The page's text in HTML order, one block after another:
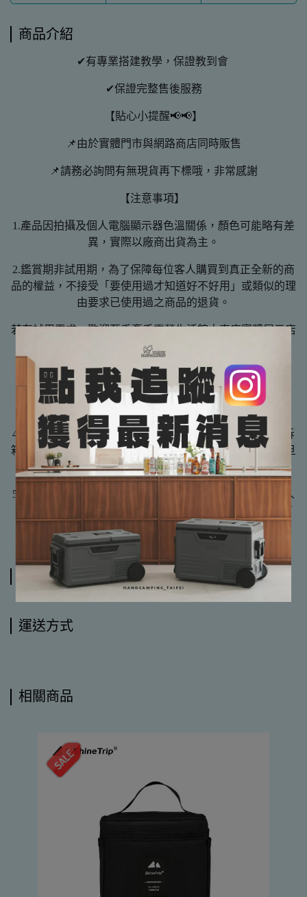
商品介紹
✔有專業搭建教學，保證教到會
✔保證完整售後服務
【貼心小提醒📢📢】
📌由於實體門市與網路商店同時販售
📌請務必詢問有無現貨再下標哦，非常感謝
【注意事項】
1.產品因拍攝及個人電腦顯示器色溫關係，顏色可能略有差
異，實際以廠商出貨為主。
2.鑑賞期非試用期，為了保障每位客人購買到真正全新的商
品的權益，不接受「要使用過才知道好不好用」或類似的理
由要求已使用過之商品的退貨。
若有試用需求，歡迎至手牽手露營生活館大直店實體展示店
面試用。
3.木製、鐵製或塑膠其他製品都有天然紋路或些微製程痕
跡，如有完美主義者，請於購買前謹慎考慮後，再下單購
買。
4.所有商品於出貨前皆會進行檢查，收到商品時，請錄影拆
箱，商品請第一時間在家測試沒問題再帶到營區使用，一旦
帶到營區使用即不接受退換貨。
5.與衛生有關之產品，例如睡袋、枕頭類、充氣床、接觸人
體皮膚之產品，一旦打開過即無法退換貨(因無法證明沒有
使用過)。
規格說明
運送方式
相關商品